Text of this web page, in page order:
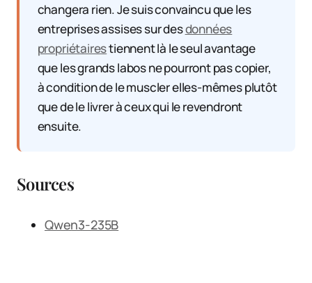
changera rien. Je suis convaincu que les
entreprises assises sur desdonnées
propriétairestiennent là le seul avantage
que les grands labos ne pourront pas copier,
à condition de le muscler elles-mêmes plutôt
que de le livrer à ceux qui le revendront
ensuite.
Sources
Qwen3-235B